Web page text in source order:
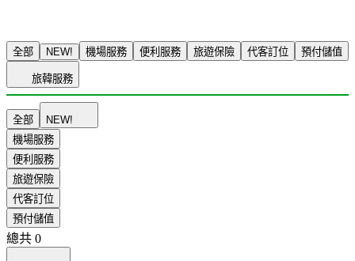
全部 NEW! 機場服務 便利服務 旅遊保險 代客訂位 預付儲值
旅韓服務
全部
NEW!
機場服務
便利服務
旅遊保險
代客訂位
預付儲值
總共 0